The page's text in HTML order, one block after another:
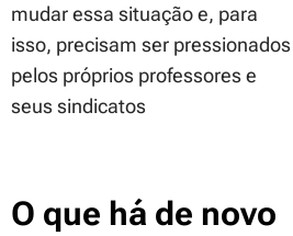
mudar essa situação e, para
isso, precisam ser pressionados
pelos próprios professores e
seus sindicatos
O que há de novo